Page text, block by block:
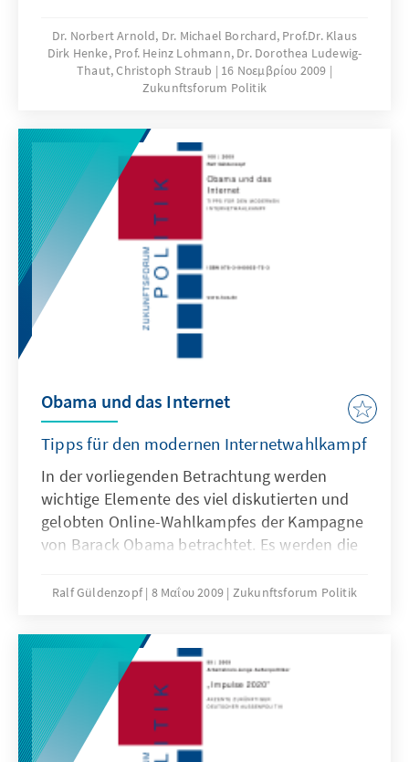
Wettbewerbsordnung, in der die Sicherung
und Förderung der an den individuellen
Gesundheitsbedürfnissen orientierten
Dr. Norbert Arnold, Dr. Michael Borchard, Prof.Dr. Klaus
Dirk Henke, Prof. Heinz Lohmann, Dr. Dorothea Ludewig-
Thaut, Christoph Straub
16 Νοεμβρίου 2009
Zukunftsforum Politik
Obama und das Internet
Tipps für den modernen Internetwahlkampf
In der vorliegenden Betrachtung werden
wichtige Elemente des viel diskutierten und
gelobten Online-Wahlkampfes der Kampagne
von Barack Obama betrachtet. Es werden die
hochinnovativen Internet-Kampagne
nach Deutschland gesucht und die
verschiedenen Elemente auf ihre
Anwendbarkeit vor Ort geprüft. Zugleich
ermutigt die Untersuchung auch, auf den
Dialog zwischen Bürger und Politik mit Hilfe
des Internets zu vertrauen.
Ralf Güldenzopf 8 Μαΐου 2009 Zukunftsforum Politik